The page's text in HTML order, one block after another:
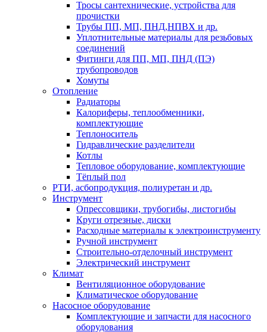
Тросы сантехнические, устройства для
прочистки
Трубы ПП, МП, ПНД,НПВХ и др.
Уплотнительные материалы для резьбовых
соединений
Фитинги для ПП, МП, ПНД (ПЭ)
трубопроводов
Хомуты
Отопление
Радиаторы
Калориферы, теплообменники,
комплектующие
Теплоноситель
Гидравлические разделители
Котлы
Тепловое оборудование, комплектующие
Тёплый пол
РТИ, асбопродукция, полиуретан и др.
Инструмент
Опрессовщики, трубогибы, листогибы
Круги отрезные, диски
Расходные материалы к электроинструменту
Ручной инструмент
Строительно-отделочный инструмент
Электрический инструмент
Климат
Вентиляционное оборудование
Климатическое оборудование
Насосное оборудование
Комплектующие и запчасти для насосного
оборудования